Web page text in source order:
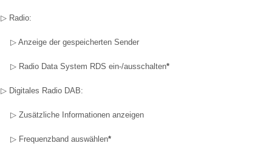
▷ Radio:
▷ Anzeige der gespeicherten Sender
▷ Radio Data System RDS ein-/ausschalten*
▷ Digitales Radio DAB:
▷ Zusätzliche Informationen anzeigen
▷ Frequenzband auswählen*